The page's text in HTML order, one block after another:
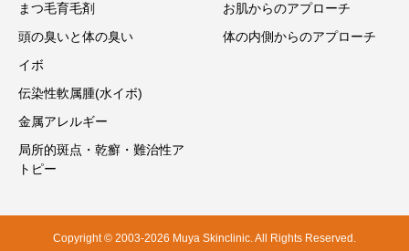
まつ毛育毛剤
頭の臭いと体の臭い
イボ
伝染性軟属腫(水イボ)
金属アレルギー
局所的斑点・乾癬・難治性ア
トピー
お肌からのアプローチ
体の内側からのアプローチ
Copyright © 2003-2026 Muya Skinclinic. All Rights Reserved.